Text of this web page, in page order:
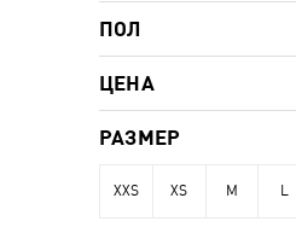
ПОЛ
ЦЕНА
РАЗМЕР
XXS XS M L